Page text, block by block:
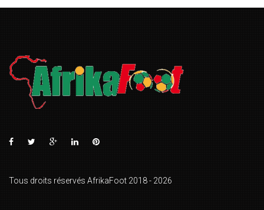
Tous droits réservés AfrikaFoot 2018 - 2026